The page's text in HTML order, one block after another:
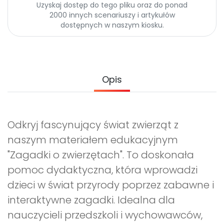
Pomoc
Promocje
Uzyskaj dostęp do tego pliku oraz do ponad
2000 innych scenariuszy i artykułów
dostępnych w naszym kiosku.
Opis
Odkryj fascynujący świat zwierząt z
naszym materiałem edukacyjnym
"Zagadki o zwierzętach". To doskonała
pomoc dydaktyczna, która wprowadzi
dzieci w świat przyrody poprzez zabawne i
interaktywne zagadki. Idealna dla
nauczycieli przedszkoli i wychowawców,